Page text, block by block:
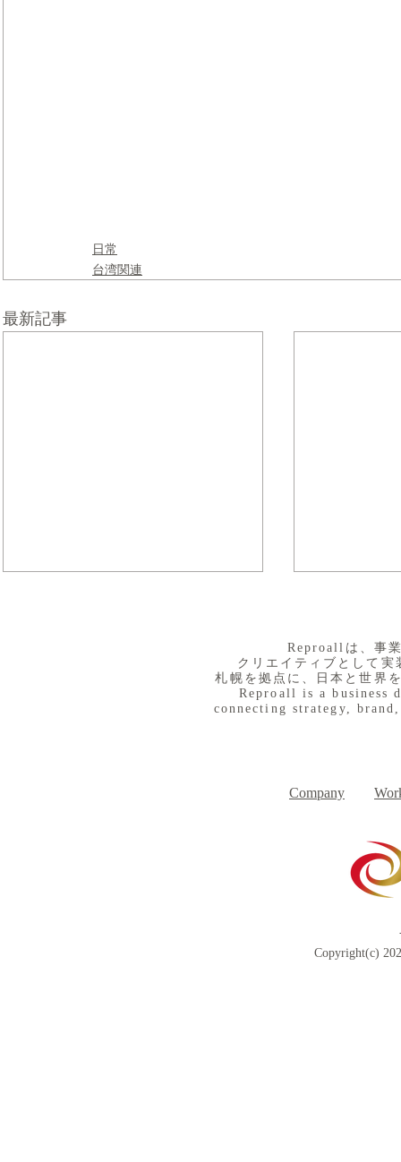
日常
台湾関連
最新記事
​Reproallは、事
クリエイティブとして
札幌を拠点に、日本と世界
Reproall is a business
connecting strategy,
Company
Copyright(c)